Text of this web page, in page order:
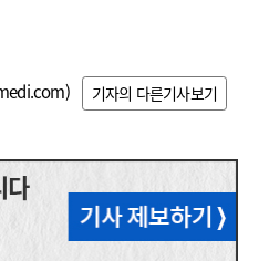
) 기자의 다른기사보기